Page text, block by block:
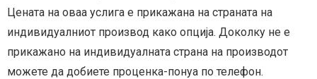
Цената на оваа услига е прикажана на страната на
индивидуалниот производ како опција. Доколку не е
прикажано на индивидуалната страна на производот
можете да добиете проценка-понуа по телефон.